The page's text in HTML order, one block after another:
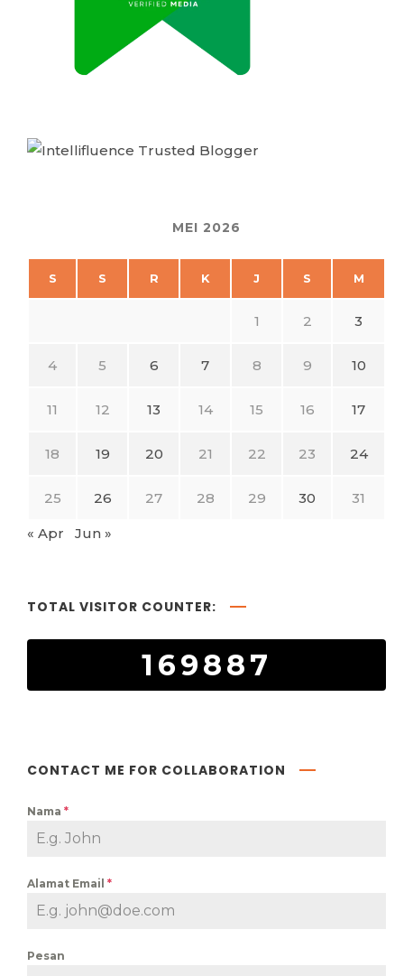
MEI 2026
S S R K J S M
1 2 3
4 5 6 7 8 9 10
11 12 13 14 15 16 17
18 19 20 21 22 23 24
25 26 27 28 29 30 31
« Apr Jun »
TOTAL VISITOR COUNTER:
169887
CONTACT ME FOR COLLABORATION
Nama *
Alamat Email *
Pesan